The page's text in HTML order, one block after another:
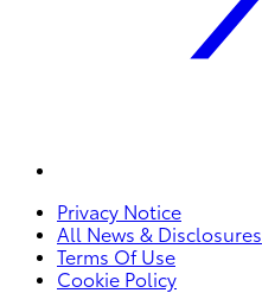
Privacy Notice
All News & Disclosures
Terms Of Use
Cookie Policy